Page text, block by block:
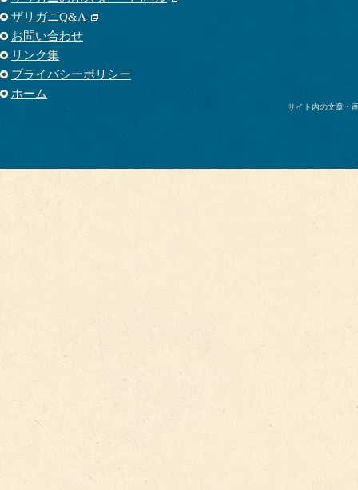
ザリガニQ&A
お問い合わせ
リンク集
プライバシーポリシー
ホーム
サイト内の文章・